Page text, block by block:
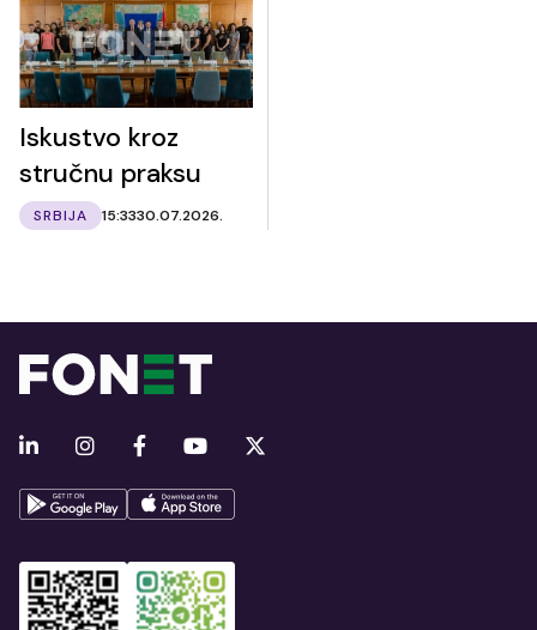
Iskustvo kroz
stručnu praksu
SRBIJA 15:3330.07.2026.